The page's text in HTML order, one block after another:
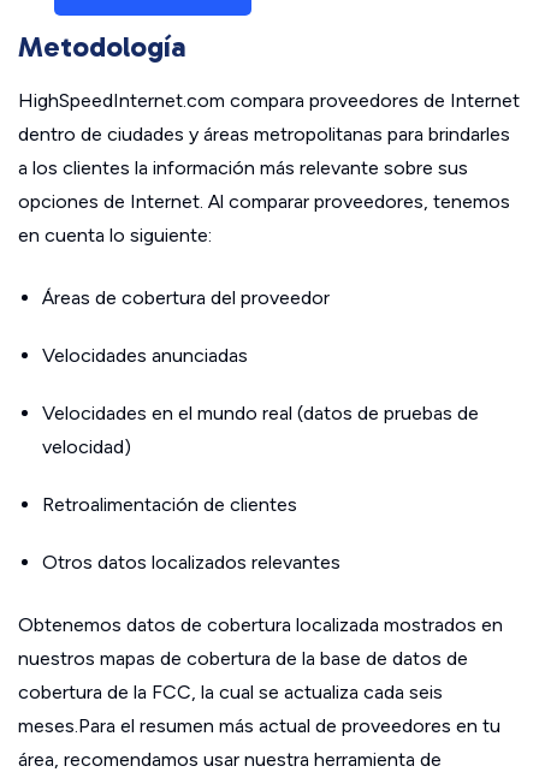
Metodología
HighSpeedInternet.com compara proveedores de Internet
dentro de ciudades y áreas metropolitanas para brindarles
a los clientes la información más relevante sobre sus
opciones de Internet. Al comparar proveedores, tenemos
en cuenta lo siguiente:
Áreas de cobertura del proveedor
Velocidades anunciadas
Velocidades en el mundo real (datos de pruebas de
velocidad)
Retroalimentación de clientes
Otros datos localizados relevantes
Obtenemos datos de cobertura localizada mostrados en
nuestros mapas de cobertura de la base de datos de
cobertura de la FCC, la cual se actualiza cada seis
meses.Para el resumen más actual de proveedores en tu
área, recomendamos usar nuestra herramienta de